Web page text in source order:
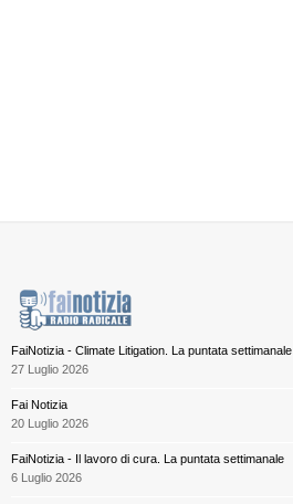
FaiNotizia - Climate Litigation. La puntata settimanale
27 Luglio 2026
Fai Notizia
20 Luglio 2026
FaiNotizia - Il lavoro di cura. La puntata settimanale
6 Luglio 2026